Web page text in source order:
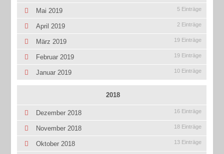
Mai 2019 5 Einträge
April 2019 2 Einträge
März 2019 19 Einträge
Februar 2019 19 Einträge
Januar 2019 10 Einträge
2018
Dezember 2018 16 Einträge
November 2018 18 Einträge
Oktober 2018 13 Einträge